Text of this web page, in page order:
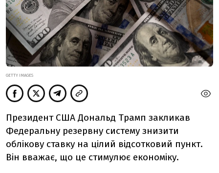
GETTY IMAGES
Президент США Дональд Трамп закликав
Федеральну резервну систему знизити
облікову ставку на цілий відсотковий пункт.
Він вважає, що це стимулює економіку.